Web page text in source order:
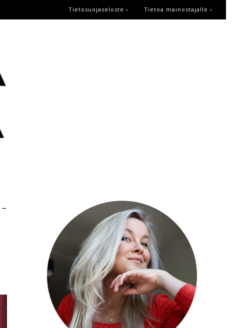
Tietoa mainostajalle ›
Tietosuojaseloste ›
→